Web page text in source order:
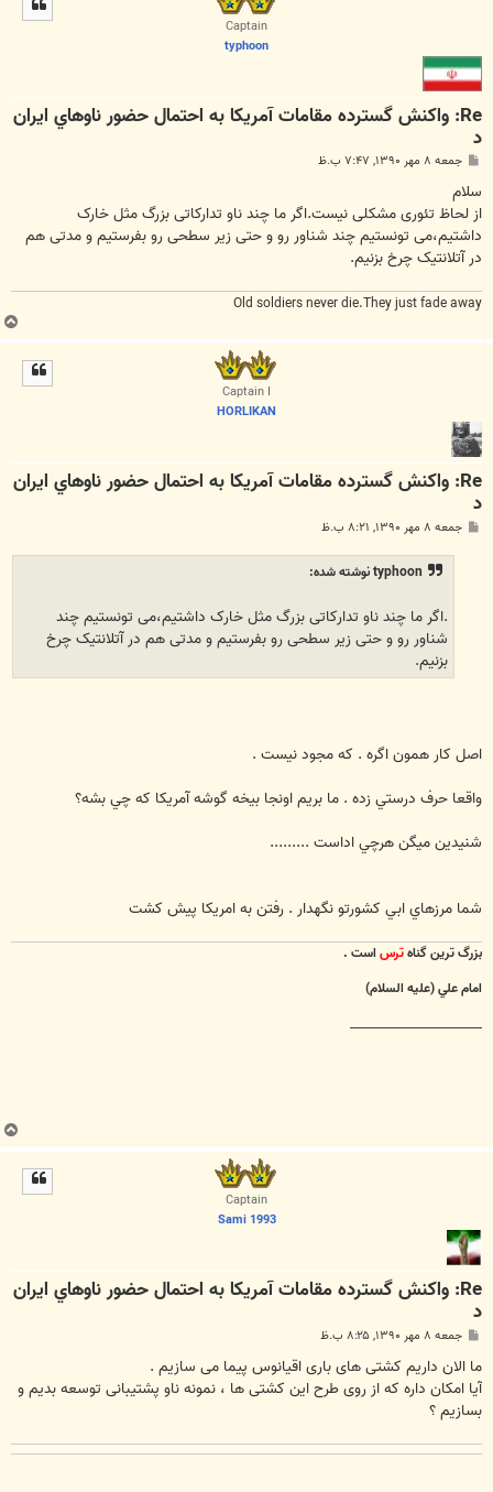
Captain
typhoon
Re: واكنش گسترده مقامات آمريكا به احتمال حضور ناوهاي ايران
د
پ
ت
جمعه ۸ مهر ۱۳۹۰, ۷:۴۷ ب.ظ
سلام
از لحاظ تئوری مشکلی نیست.اگر ما چند ناو تدارکاتی بزرگ مثل خارک
داشتیم،می تونستیم چند شناور رو و حتی زیر سطحی رو بفرستیم و مدتی هم
در آتلانتیک چرخ بزنیم.
Old soldiers never die.They just fade away
ب
ا
Captain I
HORLIKAN
Re: واكنش گسترده مقامات آمريكا به احتمال حضور ناوهاي ايران
د
پ جمعه ۸ مهر ۱۳۹۰, ۸:۲۱ ب.ظ
typhoon نوشته شده:
.اگر ما چند ناو تدارکاتی بزرگ مثل خارک داشتیم،می تونستیم چند
شناور رو و حتی زیر سطحی رو بفرستیم و مدتی هم در آتلانتیک چرخ
بزنیم.
اصل كار همون اگره . كه مجود نيست .
واقعا حرف درستي زده . ما بريم اونجا بيخه گوشه آمريكا كه چي بشه؟
شنيدين ميگن هرچي اداست .........
شما مرزهاي ابي كشورتو نگهدار . رفتن به امريكا پيش كشت
بزرگ ترين گناهترساست .
امام علي (عليه السلام)
________________________
ب
ا
Captain
Sami 1993
Re: واكنش گسترده مقامات آمريكا به احتمال حضور ناوهاي ايران
د
پ
ت
جمعه ۸ مهر ۱۳۹۰, ۸:۲۵ ب.ظ
ما الان داریم کشتی های باری اقیانوس پیما می سازیم .
آیا امکان داره که از روی طرح این کشتی ها ، نمونه ناو پشتیبانی توسعه بدیم و
بسازیم ؟